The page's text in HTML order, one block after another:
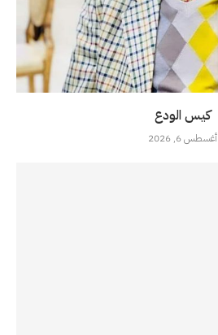
كيس الودع
أغسطس 6, 2026